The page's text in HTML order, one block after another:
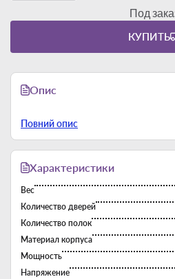
Под
КУПИТЬ
Опис
Повний опис
Характеристики
Вес
Количество дверей
Количество полок
Материал корпуса
Мощность
Напряжение